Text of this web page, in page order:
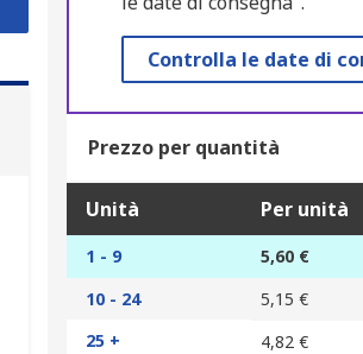
Controlla le date di
Prezzo per quantità
Unità Per unità
1 - 9
5,60 €
10 - 24
5,15 €
25 +
4,82 €